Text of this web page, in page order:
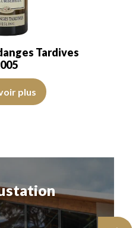
nez est ouvert sur des notes
Tardives
avec des larmes fines,
plus